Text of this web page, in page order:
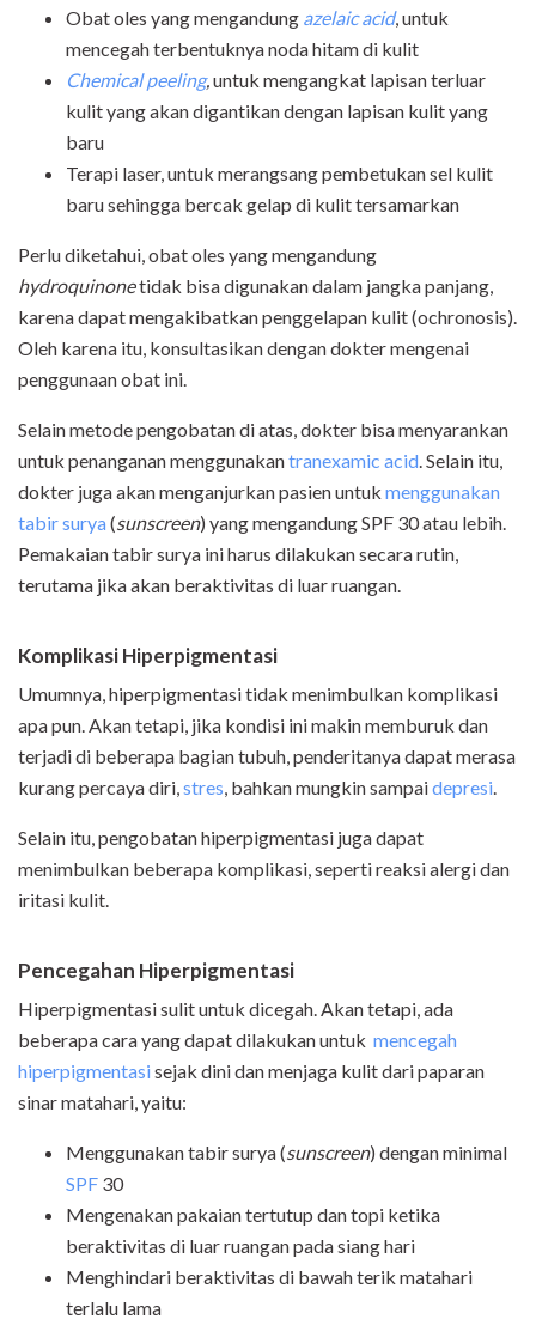
Obat oles yang mengandung azelaic acid, untuk
mencegah terbentuknya noda hitam di kulit
Chemical peeling,untuk mengangkat lapisan terluar
kulit yang akan digantikan dengan lapisan kulit yang
baru
Terapi laser, untuk merangsang pembetukan sel kulit
baru sehingga bercak gelap di kulit tersamarkan
Perlu diketahui, obat oles yang mengandung
hydroquinonetidak bisa digunakan dalam jangka panjang,
karena dapat mengakibatkan penggelapan kulit (ochronosis).
Oleh karena itu, konsultasikan dengan dokter mengenai
penggunaan obat ini.
Selain metode pengobatan di atas, dokter bisa menyarankan
untuk penanganan menggunakantranexamic acid. Selain itu,
dokter juga akan menganjurkan pasien untuk menggunakan
tabir surya(sunscreen) yang mengandung SPF 30 atau lebih.
Pemakaian tabir surya ini harus dilakukan secara rutin,
terutama jika akan beraktivitas di luar ruangan.
Komplikasi Hiperpigmentasi
Umumnya, hiperpigmentasi tidak menimbulkan komplikasi
apa pun. Akan tetapi, jika kondisi ini makin memburuk dan
terjadi di beberapa bagian tubuh, penderitanya dapat merasa
kurang percaya diri,stres, bahkan mungkin sampaidepresi.
Selain itu, pengobatan hiperpigmentasi juga dapat
menimbulkan beberapa komplikasi, seperti reaksi alergi dan
iritasi kulit.
Pencegahan Hiperpigmentasi
Hiperpigmentasi sulit untuk dicegah. Akan tetapi, ada
beberapa cara yang dapat dilakukan untuk mencegah
hiperpigmentasisejak dini dan menjaga kulit dari paparan
sinar matahari, yaitu:
Menggunakan tabir surya (sunscreen) dengan minimal
SPF 30
Mengenakan pakaian tertutup dan topi ketika
beraktivitas di luar ruangan pada siang hari
Menghindari beraktivitas di bawah terik matahari
terlalu lama